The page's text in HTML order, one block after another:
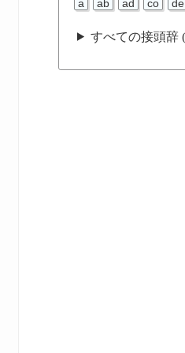
a ab ad co de
すべての接頭辞